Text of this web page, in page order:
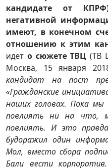
кандидате от
негативной
имеют, в конечном
отношению к этим
идет о сюжете ТВЦ (ТВ
Москва, 15 января
кандидат на пост
«Гражданские
наших головах. Пока
повлиять ни на
повлиять. И это
будоражил один
Мол, вместо сбора
Бали вести